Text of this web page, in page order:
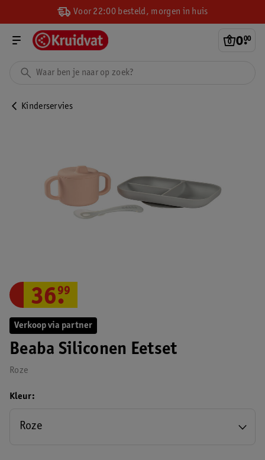
Voor 22:00 besteld, morgen in huis
0.
00
Kinderservies
Verkoop via partner
Beaba Siliconen Eetset
Roze
36.
99
Kleur
Roze